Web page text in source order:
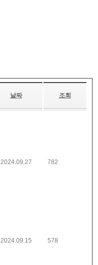
날짜 조회
2024.09.27 782
2024.09.15 578